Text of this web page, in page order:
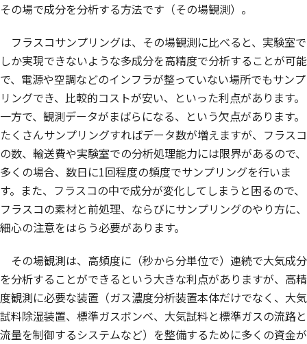
その場で成分を分析する方法です（その場観測）。
フラスコサンプリングは、その場観測に比べると、実験室で
しか実現できないような多成分を高精度で分析することが可能
で、電源や空調などのインフラが整っていない場所でもサンプ
リングでき、比較的コストが安い、といった利点があります。
一方で、観測データがまばらになる、という欠点があります。
たくさんサンプリングすればデータ数が増えますが、フラスコ
の数、輸送費や実験室での分析処理能力には限界があるので、
多くの場合、数日に1回程度の頻度でサンプリングを行いま
す。また、フラスコの中で成分が変化してしまうと困るので、
フラスコの素材と前処理、ならびにサンプリングのやり方に、
細心の注意をはらう必要があります。
その場観測は、高頻度に（秒から分単位で）連続で大気成分
を分析することができるという大きな利点がありますが、高精
度観測に必要な装置（ガス濃度分析装置本体だけでなく、大気
試料除湿装置、標準ガスボンベ、大気試料と標準ガスの流路と
流量を制御するシステムなど）を整備するために多くの資金が